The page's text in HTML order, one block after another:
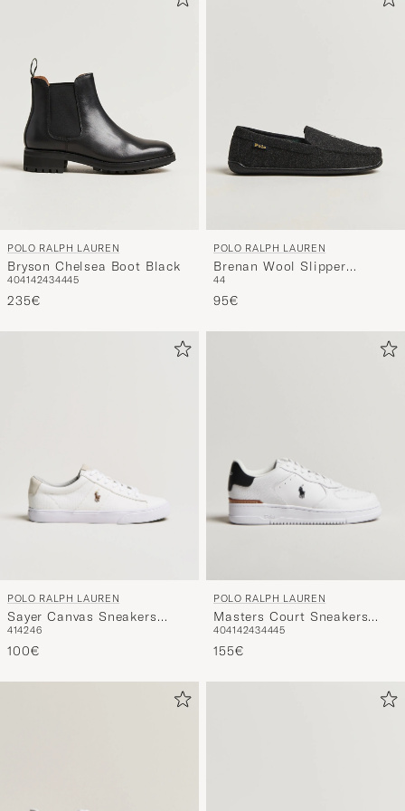
POLO RALPH LAUREN
Bryson Chelsea Boot Black
404142434445
235€
POLO RALPH LAUREN
Brenan Wool Slipper
Black/Cream
44
95€
POLO RALPH LAUREN
Sayer Canvas Sneakers
White
414246
100€
POLO RALPH LAUREN
Masters Court Sneakers
White/Black
404142434445
155€